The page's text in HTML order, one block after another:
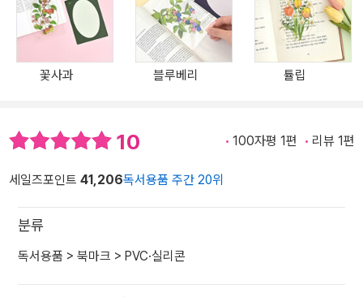
꽃사과 블루베리 튤립
10 100자평 1편 리뷰 1편
세일즈포인트 41,206독서용품 주간 20위
분류
독서용품 > 북마크 > PVC·실리콘